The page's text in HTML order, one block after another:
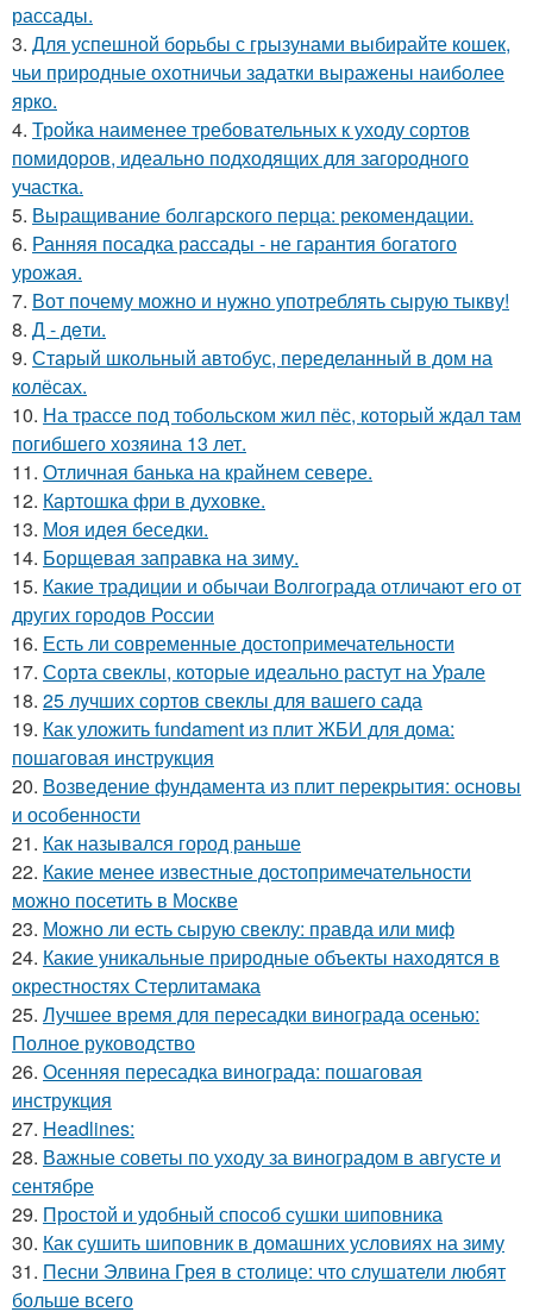
рассады.
3. Для успешной борьбы с грызунами выбирайте кошек,
чьи природные охотничьи задатки выражены наиболее
ярко.
4. Тройка наименее требовательных к уходу сортов
помидоров, идеально подходящих для загородного
участка.
5. Выращивание болгарского перца: рекомендации.
6. Ранняя посадка рассады - не гарантия богатого
урожая.
7. Вот почему можно и нужно употреблять сырую тыкву!
8. Д - дeти.
9. Старый школьный автобус, переделанный в дом на
колёсах.
10. На трассе под тобольском жил пёс, который ждал там
погибшего хозяина 13 лет.
11. Отличная банька на крайнем севере.
12. Картошка фри в духовке.
13. Моя идея беседки.
14. Борщевая заправка на зиму.
15. Какие традиции и обычаи Волгограда отличают его от
других городов России
16. Есть ли современные достопримечательности
17. Сорта свеклы, которые идеально растут на Урале
18. 25 лучших сортов свеклы для вашего сада
19. Как уложить fundament из плит ЖБИ для дома:
пошаговая инструкция
20. Возведение фундамента из плит перекрытия: основы
и особенности
21. Как назывался город раньше
22. Какие менее известные достопримечательности
можно посетить в Москве
23. Можно ли есть сырую свеклу: правда или миф
24. Какие уникальные природные объекты находятся в
окрестностях Стерлитамака
25. Лучшее время для пересадки винограда осенью:
Полное руководство
26. Осенняя пересадка винограда: пошаговая
инструкция
27. Headlines:
28. Важные советы по уходу за виноградом в августе и
сентябре
29. Простой и удобный способ сушки шиповника
30. Как сушить шиповник в домашних условиях на зиму
31. Песни Элвина Грея в столице: что слушатели любят
больше всего